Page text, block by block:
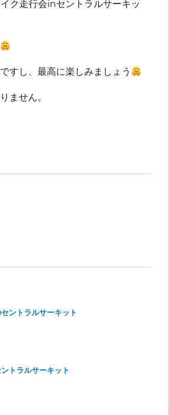
ク走行会inセントラルサーキッ
すし、最高に楽しみましょう
ントラルサーキット
トラルサーキット